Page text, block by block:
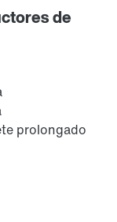
de
prolongado